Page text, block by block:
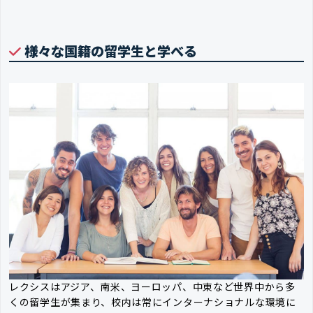
様々な国籍の留学生と学べる
レクシスはアジア、南米、ヨーロッパ、中東など世界中から多
くの留学生が集まり、校内は常にインターナショナルな環境に